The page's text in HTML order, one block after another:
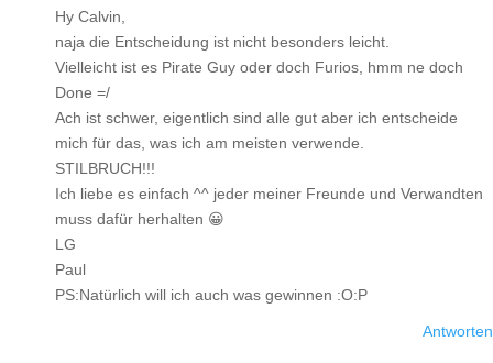
Hy Calvin,
naja die Entscheidung ist nicht besonders leicht.
Vielleicht ist es Pirate Guy oder doch Furios, hmm ne doch
Done =/
Ach ist schwer, eigentlich sind alle gut aber ich entscheide
mich für das, was ich am meisten verwende.
STILBRUCH!!!
Ich liebe es einfach ^^ jeder meiner Freunde und Verwandten
muss dafür herhalten 😀
LG
Paul
PS:Natürlich will ich auch was gewinnen :O:P
Antworten